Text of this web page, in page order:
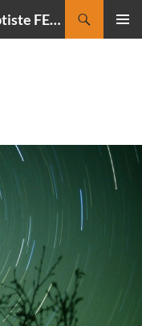
CIELMANIA : le blog de Jean-Baptiste FELDMANN, photographe du ciel